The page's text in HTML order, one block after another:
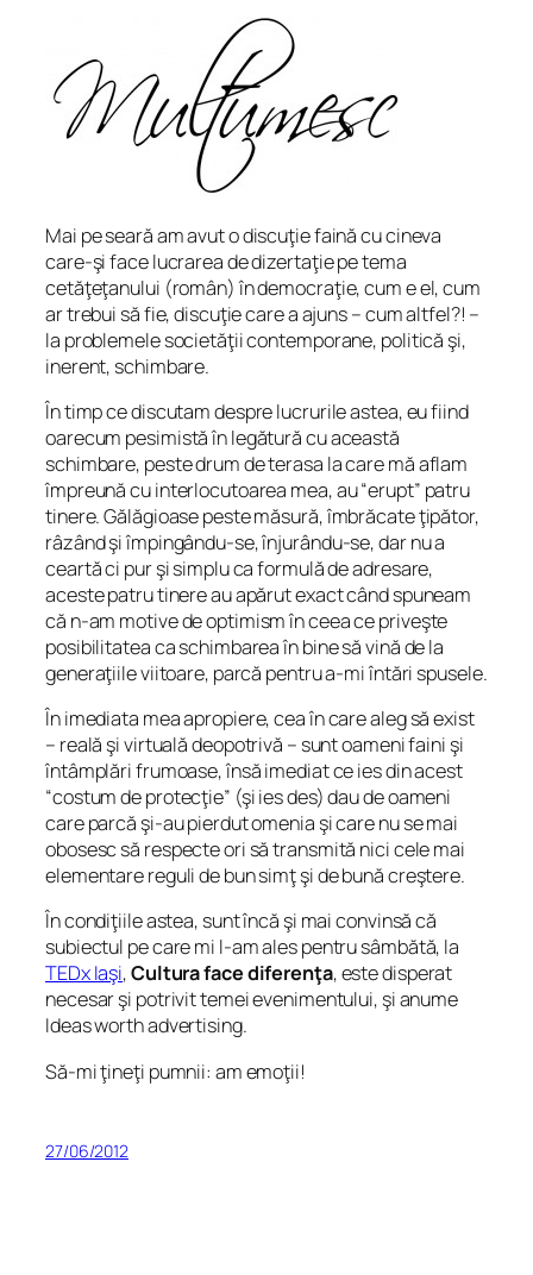
Mai pe seară am avut o discuţie faină cu cineva
care-şi face lucrarea de dizertaţie pe tema
cetăţeţanului (român) în democraţie, cum e el, cum
ar trebui să fie, discuţie care a ajuns – cum altfel?! –
la problemele societăţii contemporane, politică şi,
inerent, schimbare.
În timp ce discutam despre lucrurile astea, eu fiind
oarecum pesimistă în legătură cu această
schimbare, peste drum de terasa la care mă aflam
împreună cu interlocutoarea mea, au “erupt” patru
tinere. Gălăgioase peste măsură, îmbrăcate ţipător,
râzând şi împingându-se, înjurându-se, dar nu a
ceartă ci pur şi simplu ca formulă de adresare,
aceste patru tinere au apărut exact când spuneam
că n-am motive de optimism în ceea ce priveşte
posibilitatea ca schimbarea în bine să vină de la
generaţiile viitoare, parcă pentru a-mi întări spusele.
În imediata mea apropiere, cea în care aleg să exist
– reală şi virtuală deopotrivă – sunt oameni faini şi
întâmplări frumoase, însă imediat ce ies din acest
“costum de protecţie” (şi ies des) dau de oameni
care parcă şi-au pierdut omenia şi care nu se mai
obosesc să respecte ori să transmită nici cele mai
elementare reguli de bun simţ şi de bună creştere.
În condiţiile astea, sunt încă şi mai convinsă că
subiectul pe care mi l-am ales pentru sâmbătă, la
TEDx Iaşi,Cultura face diferenţa, este disperat
necesar şi potrivit temei evenimentului, şi anume
Ideas worth advertising.
Să-mi ţineţi pumnii: am emoţii!
27/06/2012